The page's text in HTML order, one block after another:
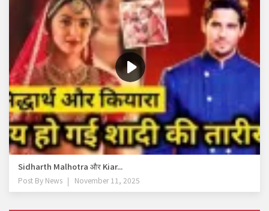
Sidharth Malhotra और Kiar...
Post By News November 11, 2025